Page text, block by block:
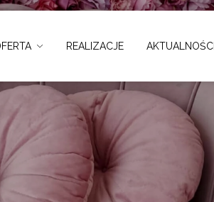
REALIZACJE AKTUALNOŚCI